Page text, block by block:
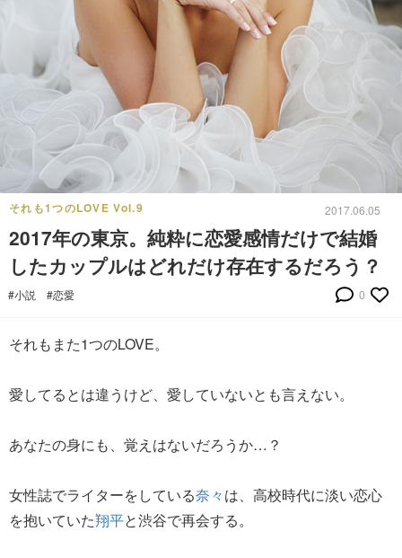
それも1つのLOVE Vol.9 2017.06.05
2017年の東京。純粋に恋愛感情だけで結婚
したカップルはどれだけ存在するだろう？
#小説 #恋愛 0
それもまた1つのLOVE。
愛してるとは違うけど、愛していないとも言えない。
あなたの身にも、覚えはないだろうか…？
女性誌でライターをしている奈々は、高校時代に淡い恋心
を抱いていた翔平と渋谷で再会する。